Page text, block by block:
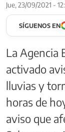
Jue, 23/09/2021 -
SÍGUENOS EN
La Agencia
activado
lluvias y
horas de
aviso que